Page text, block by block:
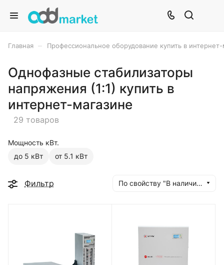
Главная Профессиональное оборудование купить в интернет-
Однофазные стабилизаторы
напряжения (1:1) купить в
интернет-магазине
29 товаров
Мощность кВт.
до 5 кВт
от 5.1 кВт
Фильтр По свойству "В наличии" (убывание)